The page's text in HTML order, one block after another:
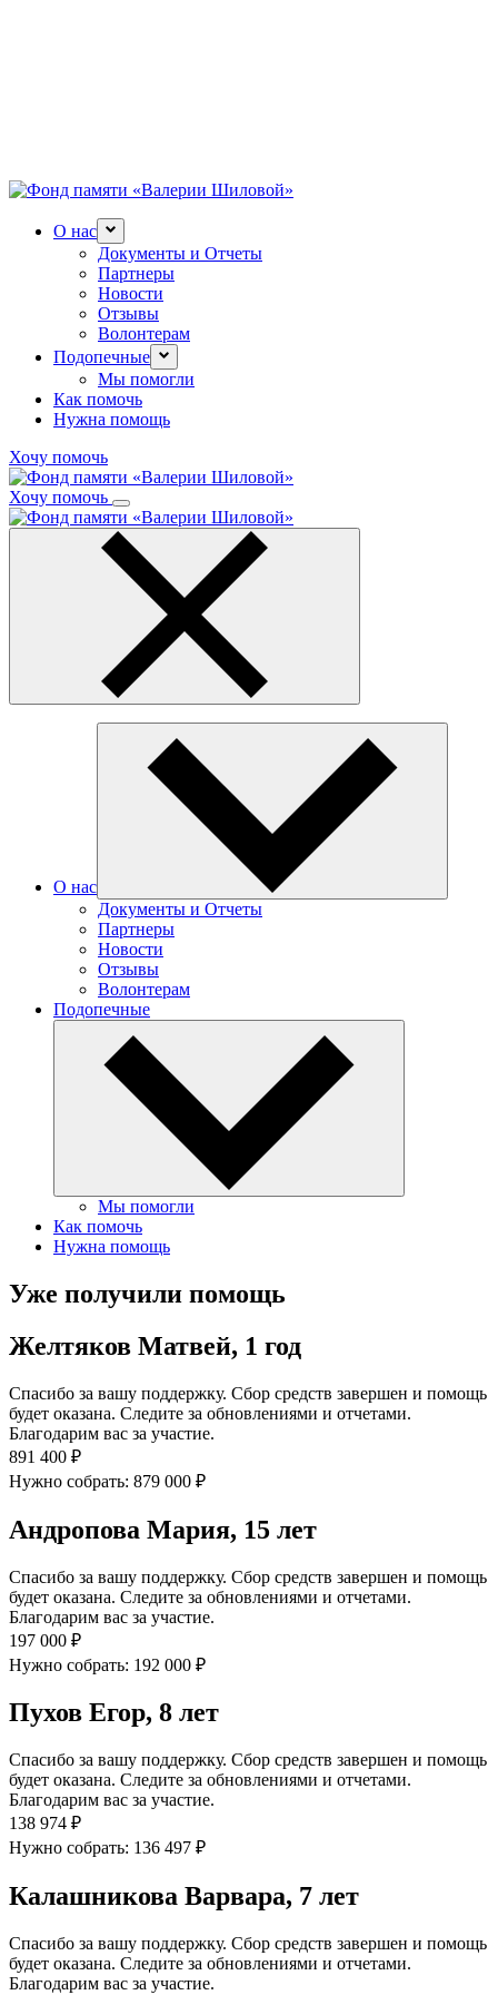
О нас
Документы и Отчеты
Партнеры
Новости
Отзывы
Волонтерам
Подопечные
Мы помогли
Как помочь
Нужна помощь
Хочу помочь
Хочу помочь
О нас
Документы и Отчеты
Партнеры
Новости
Отзывы
Волонтерам
Подопечные
Мы помогли
Как помочь
Нужна помощь
Уже получили помощь
Желтяков Матвей, 1 год
Спасибо за вашу поддержку. Сбор средств завершен и помощь
будет оказана. Следите за обновлениями и отчетами.
Благодарим вас за участие.
891 400 ₽
Нужно собрать: 879 000 ₽
Андропова Мария, 15 лет
Спасибо за вашу поддержку. Сбор средств завершен и помощь
будет оказана. Следите за обновлениями и отчетами.
Благодарим вас за участие.
197 000 ₽
Нужно собрать: 192 000 ₽
Пухов Егор, 8 лет
Спасибо за вашу поддержку. Сбор средств завершен и помощь
будет оказана. Следите за обновлениями и отчетами.
Благодарим вас за участие.
138 974 ₽
Нужно собрать: 136 497 ₽
Калашникова Варвара, 7 лет
Спасибо за вашу поддержку. Сбор средств завершен и помощь
будет оказана. Следите за обновлениями и отчетами.
Благодарим вас за участие.